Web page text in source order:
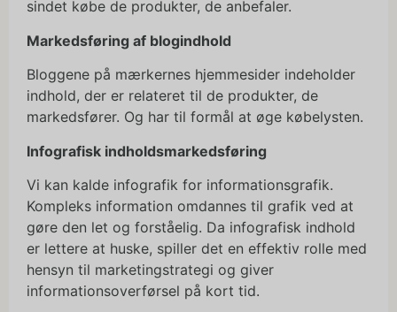
sindet købe de produkter, de anbefaler.
Markedsføring af blogindhold
Bloggene på mærkernes hjemmesider indeholder
indhold, der er relateret til de produkter, de
markedsfører. Og har til formål at øge købelysten.
Infografisk indholdsmarkedsføring
Vi kan kalde infografik for informationsgrafik.
Kompleks information omdannes til grafik ved at
gøre den let og forståelig. Da infografisk indhold
er lettere at huske, spiller det en effektiv rolle med
hensyn til marketingstrategi og giver
informationsoverførsel på kort tid.